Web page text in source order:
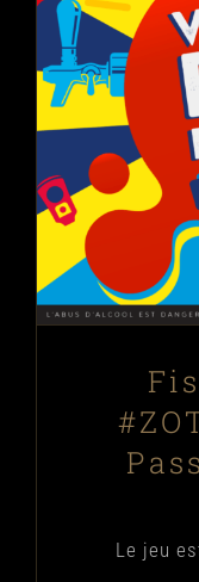
Fischer
Le jeu